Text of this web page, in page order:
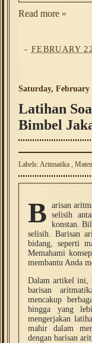
Read more »
- FEBRUARY
Saturday, February
Latihan
Bimbel
Labels:Aritmatika ,
B arisan
selisih
konstan.
selisih. Barisan
bidang, seperti
Memahami
membantu Anda
Dalam artikel ini,
barisan
mencakup
hingga yang
mengerjakan
mahir dalam
dengan barisan